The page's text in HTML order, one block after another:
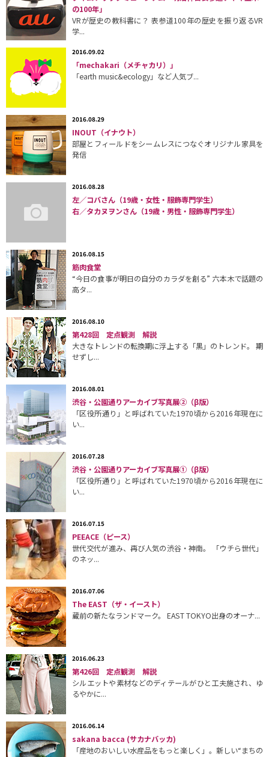
の100年」
VRが歴史の教科書に？ 表参道100年の歴史を振り返るVR
学...
2016.09.02
「mechakari（メチャカリ）」
「earth music&ecology」など人気ブ...
2016.08.29
INOUT（イナウト）
部屋とフィールドをシームレスにつなぐオリジナル家具を
発信
2016.08.28
左／コバさん（19歳・女性・服飾専門学生）
右／タカヌヲンさん（19歳・男性・服飾専門学生）
2016.08.15
筋肉食堂
“今日の食事が明日の自分のカラダを創る” 六本木で話題の
高タ...
2016.08.10
第428回 定点観測 解説
大きなトレンドの転換期に浮上する「黒」のトレンド。 期
せずし...
2016.08.01
渋谷・公園通りアーカイブ写真展②（β版）
「区役所通り」と呼ばれていた1970頃から2016年現在に
い...
2016.07.28
渋谷・公園通りアーカイブ写真展①（β版）
「区役所通り」と呼ばれていた1970頃から2016年現在に
い...
2016.07.15
PEEACE（ピース）
世代交代が進み、再び人気の渋谷・神南。 「ウチら世代」
のネッ...
2016.07.06
The EAST（ザ・イースト）
蔵前の新たなランドマーク。 EAST TOKYO出身のオーナ...
2016.06.23
第426回 定点観測 解説
シルエットや素材などのディテールがひと工夫施され、ゆ
るやかに...
2016.06.14
sakana bacca (サカナバッカ)
「産地のおいしい水産品をもっと楽しく」。新しい“まちの